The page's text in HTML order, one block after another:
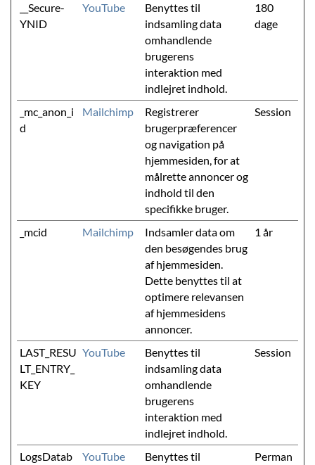
__Secure-
YNID
YouTube
Benyttes til
indsamling data
omhandlende
brugerens
interaktion med
indlejret indhold.
180
dage
_mc_anon_i
d
Mailchimp
Registrerer
brugerpræferencer
og navigation på
hjemmesiden, for at
målrette annoncer og
indhold til den
specifikke bruger.
Session
_mcid Mailchimp
Indsamler data om
den besøgendes brug
af hjemmesiden.
Dette benyttes til at
optimere relevansen
af hjemmesidens
annoncer.
1 år
LAST_RESU
LT_ENTRY_
KEY
YouTube
Benyttes til
indsamling data
omhandlende
brugerens
interaktion med
indlejret indhold.
Session
LogsDatab
YouTube
Benyttes til
Perman